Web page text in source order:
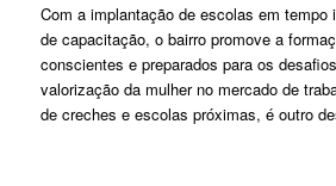
Com a implantação de escolas em tempo
de capacitação, o bairro promove a
conscientes e preparados para os
valorização da mulher no mercado de
de creches e escolas próximas, é outro